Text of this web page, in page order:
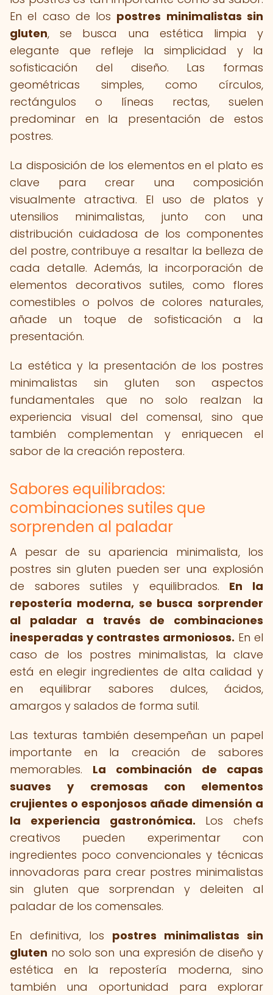
En el caso de los postres minimalistas sin
gluten, se busca una estética limpia y
elegante que refleje la simplicidad y la
sofisticación del diseño. Las formas
geométricas simples, como círculos,
rectángulos o líneas rectas, suelen
predominar en la presentación de estos
postres.
La disposición de los elementos en el plato es
clave para crear una composición
visualmente atractiva. El uso de platos y
utensilios minimalistas, junto con una
distribución cuidadosa de los componentes
del postre, contribuye a resaltar la belleza de
cada detalle. Además, la incorporación de
elementos decorativos sutiles, como flores
comestibles o polvos de colores naturales,
añade un toque de sofisticación a la
presentación.
La estética y la presentación de los postres
minimalistas sin gluten son aspectos
fundamentales que no solo realzan la
experiencia visual del comensal, sino que
también complementan y enriquecen el
sabor de la creación repostera.
Sabores equilibrados:
combinaciones sutiles que
sorprenden al paladar
A pesar de su apariencia minimalista, los
postres sin gluten pueden ser una explosión
de sabores sutiles y equilibrados. En la
repostería moderna, se busca sorprender
al paladar a través de combinaciones
inesperadas y contrastes armoniosos. En el
caso de los postres minimalistas, la clave
está en elegir ingredientes de alta calidad y
en equilibrar sabores dulces, ácidos,
amargos y salados de forma sutil.
Las texturas también desempeñan un papel
importante en la creación de sabores
memorables. La combinación de capas
suaves y cremosas con elementos
crujientes o esponjosos añade dimensión a
la experiencia gastronómica. Los chefs
creativos pueden experimentar con
ingredientes poco convencionales y técnicas
innovadoras para crear postres minimalistas
sin gluten que sorprendan y deleiten al
paladar de los comensales.
En definitiva, los postres minimalistas sin
gluten no solo son una expresión de diseño y
estética en la repostería moderna, sino
también una oportunidad para explorar